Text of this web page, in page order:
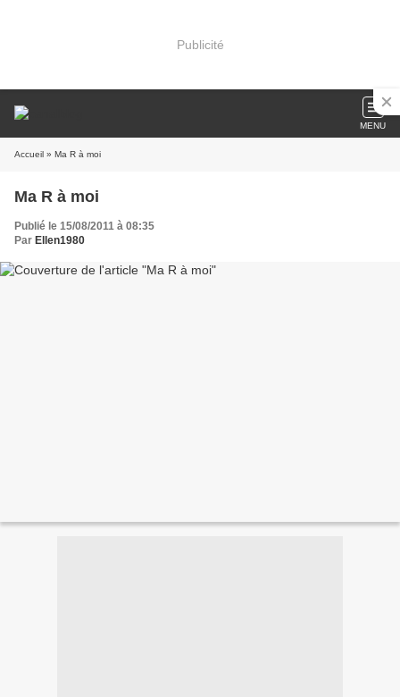
Publicité
MENU
Accueil » Ma R à moi
Ma R à moi
Publié le 15/08/2011 à 08:35
Par Ellen1980